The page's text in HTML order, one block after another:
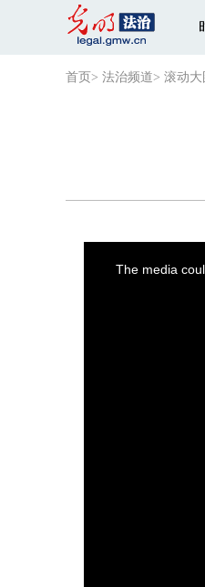
首页 > 法治频道> 滚动大
The media